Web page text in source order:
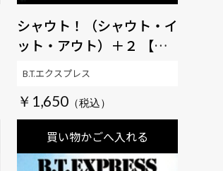
シャウト！（シャウト・イ
ット・アウト）＋２ 【生
産限定盤】 【SOUL百発百
￥1,650
買い物かごへ入れる
B.T.エクスプレス